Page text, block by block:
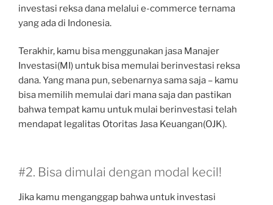
investasi reksa dana melalui e-commerce ternama
yang ada di Indonesia.
Terakhir, kamu bisa menggunakan jasa Manajer
Investasi(MI) untuk bisa memulai berinvestasi reksa
dana. Yang mana pun, sebenarnya sama saja – kamu
bisa memilih memulai dari mana saja dan pastikan
bahwa tempat kamu untuk mulai berinvestasi telah
mendapat legalitas Otoritas Jasa Keuangan(OJK).
#2. Bisa dimulai dengan modal kecil!
Jika kamu menganggap bahwa untuk investasi